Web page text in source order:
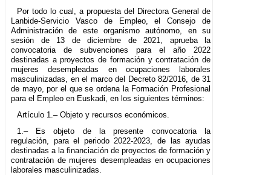
Por todo lo cual, a propuesta del Directora General de
Lanbide-Servicio Vasco de Empleo, el Consejo de
Administración de este organismo autónomo, en su
sesión de 13 de diciembre de 2021, aprueba la
convocatoria de subvenciones para el año 2022
destinadas a proyectos de formación y contratación de
mujeres desempleadas en ocupaciones laborales
masculinizadas, en el marco del Decreto 82/2016, de 31
de mayo, por el que se ordena la Formación Profesional
para el Empleo en Euskadi, en los siguientes términos:
Artículo 1.– Objeto y recursos económicos.
1.– Es objeto de la presente convocatoria la
regulación, para el periodo 2022-2023, de las ayudas
destinadas a la financiación de proyectos de formación y
contratación de mujeres desempleadas en ocupaciones
laborales masculinizadas.